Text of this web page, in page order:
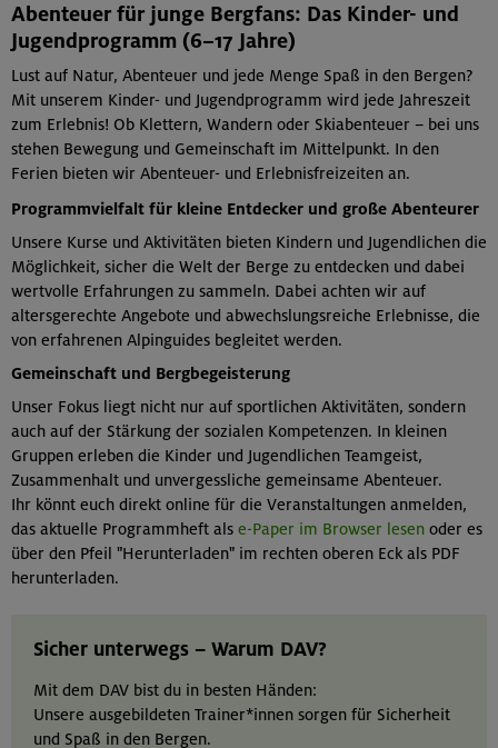
Abenteuer für junge Bergfans: Das Kinder- und
Jugendprogramm (6–17 Jahre)
Lust auf Natur, Abenteuer und jede Menge Spaß in den Bergen?
Mit unserem Kinder- und Jugendprogramm wird jede Jahreszeit
zum Erlebnis! Ob Klettern, Wandern oder Skiabenteuer – bei uns
stehen Bewegung und Gemeinschaft im Mittelpunkt. In den
Ferien bieten wir Abenteuer- und Erlebnisfreizeiten an.
Programmvielfalt für kleine Entdecker und große Abenteurer
Unsere Kurse und Aktivitäten bieten Kindern und Jugendlichen die
Möglichkeit, sicher die Welt der Berge zu entdecken und dabei
wertvolle Erfahrungen zu sammeln. Dabei achten wir auf
altersgerechte Angebote und abwechslungsreiche Erlebnisse, die
von erfahrenen Alpinguides begleitet werden.
Gemeinschaft und Bergbegeisterung
Unser Fokus liegt nicht nur auf sportlichen Aktivitäten, sondern
auch auf der Stärkung der sozialen Kompetenzen. In kleinen
Gruppen erleben die Kinder und Jugendlichen Teamgeist,
Zusammenhalt und unvergessliche gemeinsame Abenteuer.
Ihr könnt euch direkt online für die Veranstaltungen anmelden,
das aktuelle Programmheft als e-Paper im Browser lesen oder es
über den Pfeil "Herunterladen" im rechten oberen Eck als PDF
herunterladen.
Sicher unterwegs – Warum DAV?
Mit dem DAV bist du in besten Händen:
Unsere ausgebildeten Trainer*innen sorgen für Sicherheit
und Spaß in den Bergen.